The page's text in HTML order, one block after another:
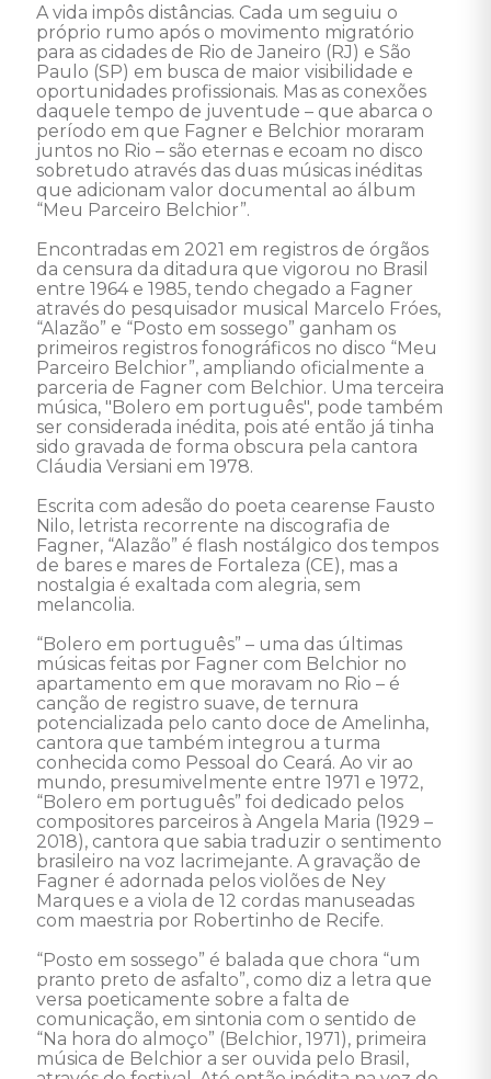
A vida impôs distâncias. Cada um seguiu o
próprio rumo após o movimento migratório
para as cidades de Rio de Janeiro (RJ) e São
Paulo (SP) em busca de maior visibilidade e
oportunidades profissionais. Mas as conexões
daquele tempo de juventude – que abarca o
período em que Fagner e Belchior moraram
juntos no Rio – são eternas e ecoam no disco
sobretudo através das duas músicas inéditas
que adicionam valor documental ao álbum
“Meu Parceiro Belchior”.
Encontradas em 2021 em registros de órgãos
da censura da ditadura que vigorou no Brasil
entre 1964 e 1985, tendo chegado a Fagner
através do pesquisador musical Marcelo Fróes,
“Alazão” e “Posto em sossego” ganham os
primeiros registros fonográficos no disco “Meu
Parceiro Belchior”, ampliando oficialmente a
parceria de Fagner com Belchior. Uma terceira
música, "Bolero em português", pode também
ser considerada inédita, pois até então já tinha
sido gravada de forma obscura pela cantora
Cláudia Versiani em 1978.
Escrita com adesão do poeta cearense Fausto
Nilo, letrista recorrente na discografia de
Fagner, “Alazão” é flash nostálgico dos tempos
de bares e mares de Fortaleza (CE), mas a
nostalgia é exaltada com alegria, sem
melancolia.
“Bolero em português” – uma das últimas
músicas feitas por Fagner com Belchior no
apartamento em que moravam no Rio – é
canção de registro suave, de ternura
potencializada pelo canto doce de Amelinha,
cantora que também integrou a turma
conhecida como Pessoal do Ceará. Ao vir ao
mundo, presumivelmente entre 1971 e 1972,
“Bolero em português” foi dedicado pelos
compositores parceiros à Angela Maria (1929 –
2018), cantora que sabia traduzir o sentimento
brasileiro na voz lacrimejante. A gravação de
Fagner é adornada pelos violões de Ney
Marques e a viola de 12 cordas manuseadas
com maestria por Robertinho de Recife.
“Posto em sossego” é balada que chora “um
pranto preto de asfalto”, como diz a letra que
versa poeticamente sobre a falta de
comunicação, em sintonia com o sentido de
“Na hora do almoço” (Belchior, 1971), primeira
música de Belchior a ser ouvida pelo Brasil,